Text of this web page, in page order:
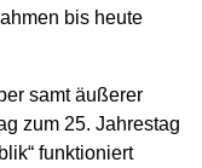
bis heute
samt äußerer
zum 25. Jahrestag
funktioniert